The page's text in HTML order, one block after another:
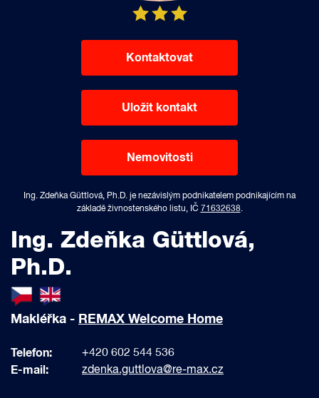
Kontaktovat
Uložit kontakt
Nemovitosti
Ing. Zdeňka Güttlová, Ph.D. je nezávislým podnikatelem podnikajícím na
základě živnostenského listu, IČ 71632638.
Ing. Zdeňka Güttlová,
Ph.D.
Makléřka - REMAX Welcome Home
Telefon:
+420 602 544 536
E-mail:
zdenka.guttlova@re-max.cz